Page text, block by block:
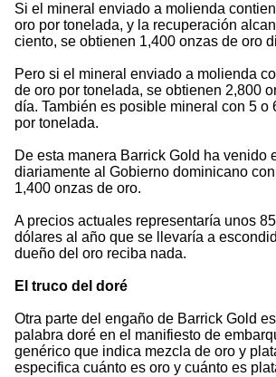
Si el mineral enviado a molienda
oro por tonelada, y la recuperación
ciento, se obtienen 1,400 onzas de oro
Pero si el mineral enviado a molienda
de oro por tonelada, se obtienen 2,800
día. También es posible mineral con 5 o
por tonelada.
De esta manera Barrick Gold ha venido
diariamente al Gobierno dominicano
1,400 onzas de oro.
A precios actuales representaría unos
dólares al año que se llevaría a
dueño del oro reciba nada.
El truco del doré
Otra parte del engaño de Barrick Gold
palabra doré en el manifiesto de
genérico que indica mezcla de oro y
especifica cuánto es oro y cuánto es